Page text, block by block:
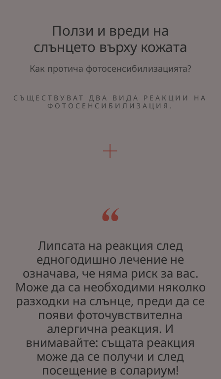
Ползи и вреди на
слънцето върху кожата
Как протича фотосенсибилизацията?
СЪЩЕСТВУВАТ ДВА ВИДА РЕАКЦИИ НА
ФОТОСЕНСИБИЛИЗАЦИЯ.
Липсата на реакция след
едногодишно лечение не
означава, че няма риск за вас.
Може да са необходими няколко
разходки на слънце, преди да се
появи фоточувствителна
алергична реакция. И
внимавайте: същата реакция
може да се получи и след
посещение в солариум!